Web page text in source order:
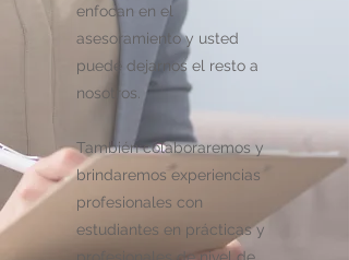
enfocan en el
asesoramiento y usted
puede dejarnos el resto a
nosotros.
También colaboraremos y
brindaremos experiencias
profesionales con
estudiantes en prácticas y